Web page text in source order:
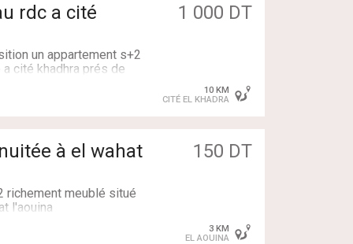
rdc a cité
1 000 DT
un appartement s+2
cité khadhra prés de
)
10 KM
CITÉ EL KHADRA
à el wahat
150 DT
richement meublé situé
l'aouina
3 KM
EL AOUINA